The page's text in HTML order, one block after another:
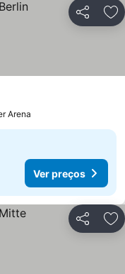
Partilhar
preços
Arena
Ver preços
Partilhar